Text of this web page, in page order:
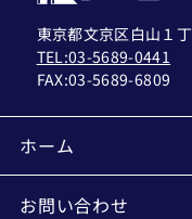
東京都文京区白山１
TEL:03-5689-0441
FAX:03-5689-6809
ホーム
お問い合わせ